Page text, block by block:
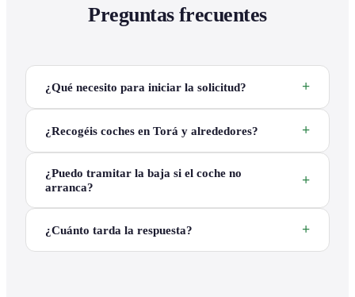
Preguntas frecuentes
¿Qué necesito para iniciar la solicitud?
¿Recogéis coches en Torá y alrededores?
¿Puedo tramitar la baja si el coche no
arranca?
¿Cuánto tarda la respuesta?